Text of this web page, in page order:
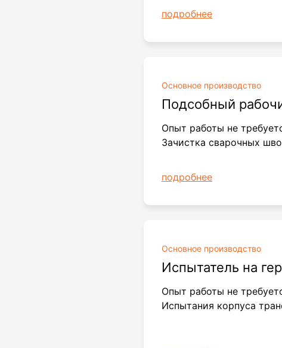
подробнее
Основное производство
Подсобный
Опыт работы не
Зачистка сварочных
подробнее
Основное производство
Испытатель на
Опыт работы не
Испытания корпуса